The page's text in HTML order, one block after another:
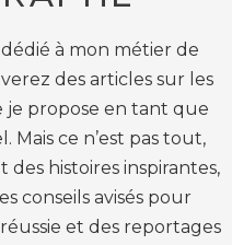
à mon métier de
des articles sur les
propose en tant que
ce n’est pas tout,
histoires inspirantes,
conseils avisés pour
et des reportages